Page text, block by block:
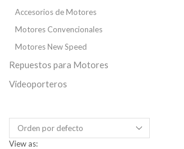
View as:
Accesorios de Motores
Motores Convencionales
Motores New Speed
Repuestos para Motores
Videoporteros